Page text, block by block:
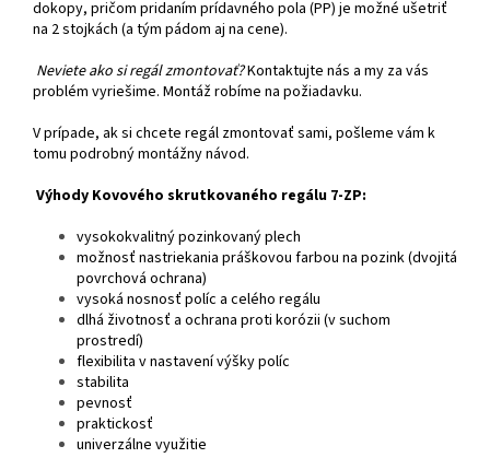
dokopy, pričom pridaním prídavného pola (PP) je možné ušetriť
na 2 stojkách (a tým pádom aj na cene).
Neviete ako si regál zmontovať?Kontaktujte nás a my za vás
problém vyriešime. Montáž robíme na požiadavku.
V prípade, ak si chcete regál zmontovať sami, pošleme vám k
tomu podrobný montážny návod.
Výhody Kovového skrutkovaného regálu 7-ZP:
vysokokvalitný pozinkovaný plech
možnosť nastriekania práškovou farbou na pozink (dvojitá
povrchová ochrana)
vysoká nosnosť políc a celého regálu
dlhá životnosť a ochrana proti korózii (v suchom
prostredí)
flexibilita v nastavení výšky políc
stabilita
pevnosť
praktickosť
univerzálne využitie